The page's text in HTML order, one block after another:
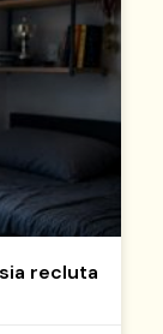
recluta